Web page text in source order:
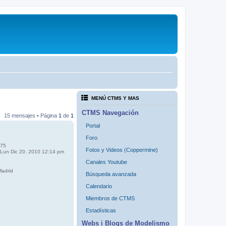
15 mensajes • Página 1 de 1
Dic 20, 2010 12:14 pm
MENÚ CTMS Y MAS
CTMS Navegación
Portal
Foro
Fotos y Videos (Coppermine)
Canales Youtube
Búsqueda avanzada
Calendario
Miembros de CTMS
Estadísticas
Webs i Blogs de Modelismo